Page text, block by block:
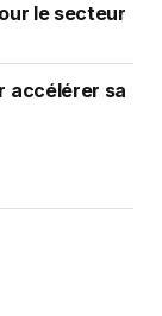
le secteur
accélérer sa